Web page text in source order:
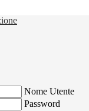
Nome Utente
Password